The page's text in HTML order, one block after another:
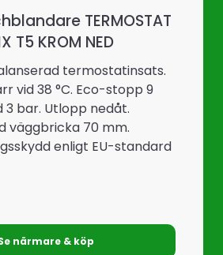
TERMOSTAT
T5 KROM NED
termostatinsats.
vid 38 °C. Eco-stopp 9
bar. Utlopp nedåt.
väggbricka 70 mm.
enligt EU-standard
närmare & köp